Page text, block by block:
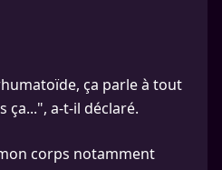
ça parle à tout
ça...", a-t-il déclaré.
corps notamment